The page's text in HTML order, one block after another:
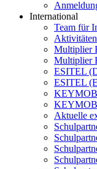
International
Team für
Multiplier
Multiplier
ESITEL
ESITEL
KEYMOB
Aktuelle